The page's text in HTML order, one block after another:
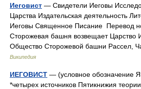
Иеговист — Свидетели Иеговы
Царства Издательская деятельность
Иеговы Священное Писание Перевод
Сторожевая башня возвещает Царство
Общество Сторожевой башни Рассел,
Википедия
ИЕГОВИСТ — (условное обозначение
*четырех источников Пятикнижия